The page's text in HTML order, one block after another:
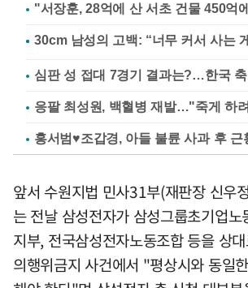
"서장훈, 28억에 산 서초 건물 450억
심판 성 접대 7경기 결과는?…한국
응팔 최성원, 백혈병 재발…"죽게 하
홍서범♥조갑경, 아들 불륜 사과 후 근
앞서 수원지법 민사31부(재판장 신우
는 전날 삼성전자가 삼성그룹초기업
지부, 전국삼성전자노동조합 등을 상
의행위금지 사건에서 "평상시와 동일